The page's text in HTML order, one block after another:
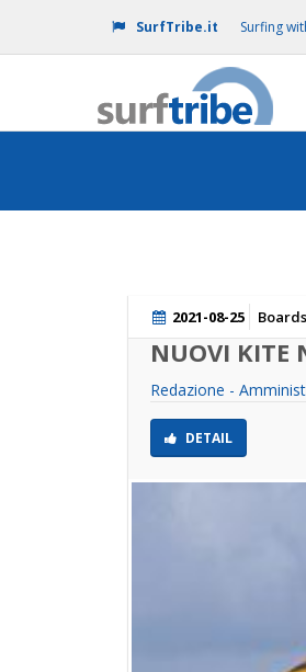
SurfTribe.it Surfing
2021-08-25 Boards
NUOVI KITE
Redazione -
DETAIL